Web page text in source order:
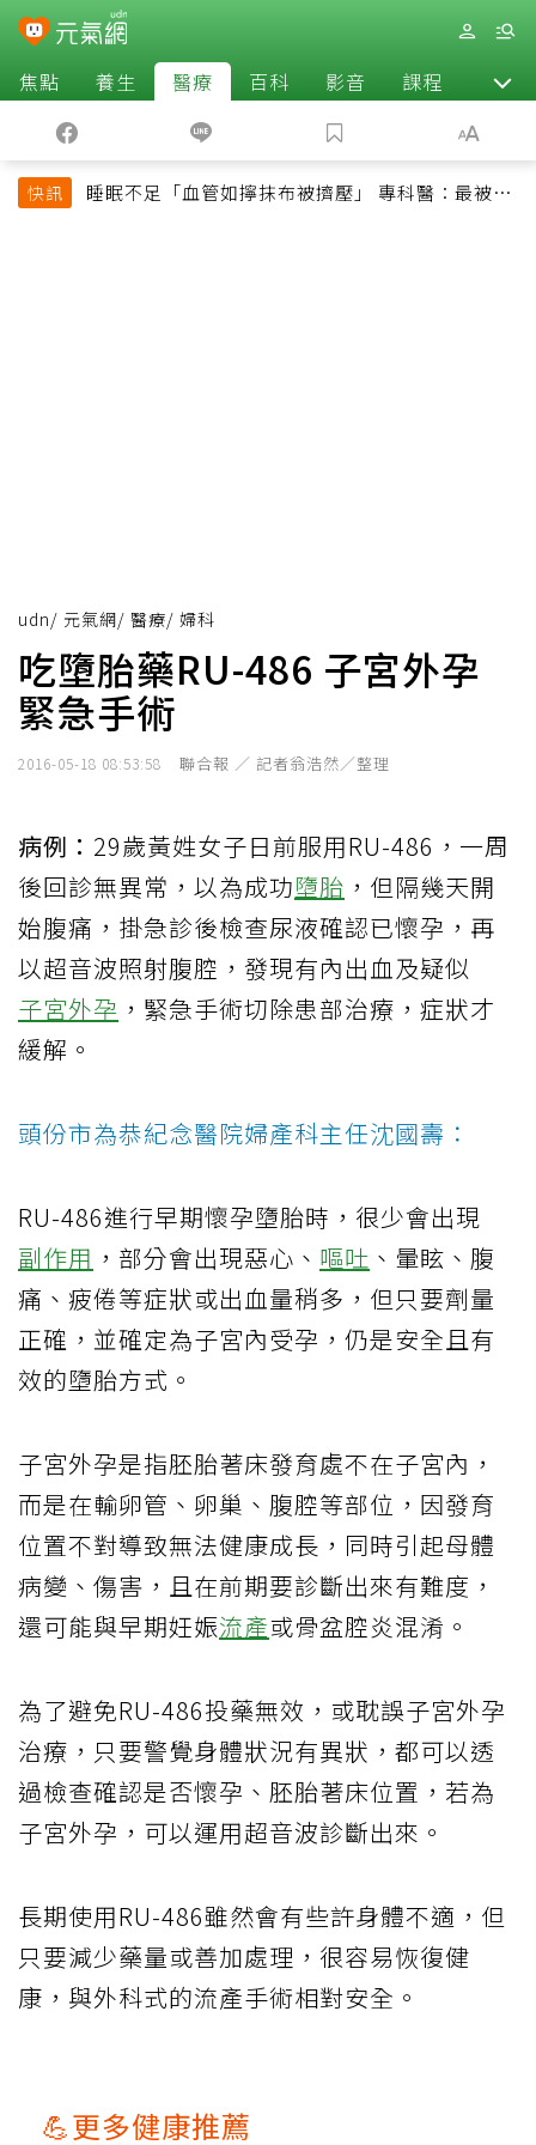
焦點 養生 醫療 百科 影音 課程 退休
快訊
睡眠不足「血管如擰抹布被擠壓」 專科醫：最被忽
udn/ 元氣網/ 醫療/ 婦科
吃墮胎藥RU-486 子宮外孕
緊急手術
2016-05-18 08:53:58 聯合報 ／ 記者翁浩然／整理
病例： 29歲黃姓女子日前服用RU-486，一周
後回診無異常，以為成功墮胎 ，但隔幾天開
始腹痛，掛急診後檢查尿液確認已懷孕，再
以超音波照射腹腔，發現有內出血及疑似
子宮外孕 ，緊急手術切除患部治療，症狀才
緩解。
頭份市為恭紀念醫院婦產科主任沈國壽：
RU-486進行早期懷孕墮胎時，很少會出現
副作用 ，部分會出現惡心、 嘔吐 、暈眩、腹
痛、疲倦等症狀或出血量稍多，但只要劑量
正確，並確定為子宮內受孕，仍是安全且有
效的墮胎方式。
子宮外孕是指胚胎著床發育處不在子宮內，
而是在輸卵管、卵巢、腹腔等部位，因發育
位置不對導致無法健康成長，同時引起母體
病變、傷害，且在前期要診斷出來有難度，
還可能與早期妊娠流產或骨盆腔炎混淆。
為了避免RU-486投藥無效，或耽誤子宮外孕
治療，只要警覺身體狀況有異狀，都可以透
過檢查確認是否懷孕、胚胎著床位置，若為
子宮外孕，可以運用超音波診斷出來。
長期使用RU-486雖然會有些許身體不適，但
只要減少藥量或善加處理，很容易恢復健
康，與外科式的流產手術相對安全。
💪更多健康推薦